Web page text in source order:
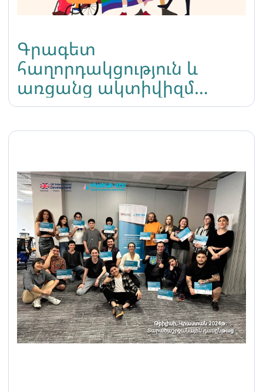
Գրագետ
հաղորդակցություն և
առցանց ակտիվիզմ
դասընթացի
ընդունելություն